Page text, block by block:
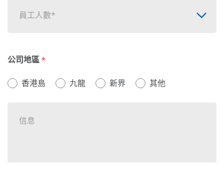
員工人數*
公司地區 *
香港島 九龍 新界 其他